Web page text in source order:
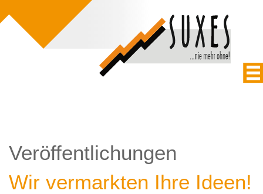
Veröffentlichungen
Wir vermarkten Ihre Ideen!